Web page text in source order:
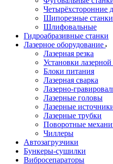
Четырёхсторонние
Шипорезные станки
Шлифовальные
Гидроабразивные станки
Лазерное оборудование
Лазерная резка
Установки
Блоки питания
Лазерная сварка
Лазерно-
Лазерные головы
Лазерные
Лазерные трубки
Поворотные
Чиллеры
Автозагрузчики
Бункеры-сушилки
Вибросепараторы